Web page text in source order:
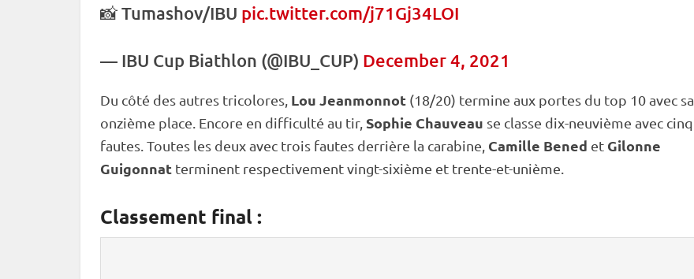
📸 Tumashov/IBU pic.twitter.com/j71Gj34LOI
— IBU Cup Biathlon (@IBU_CUP) December 4, 2021
Du côté des autres tricolores, Lou Jeanmonnot (18/20) termine aux portes du top 10 avec sa
onzième place. Encore en difficulté au tir, Sophie Chauveau se classe dix-neuvième avec cinq
fautes. Toutes les deux avec trois fautes derrière la carabine Camille Bened et Gilonne
Guigonnat terminent respectivement vingt-sixième et trente-et-unième.
Classement final :